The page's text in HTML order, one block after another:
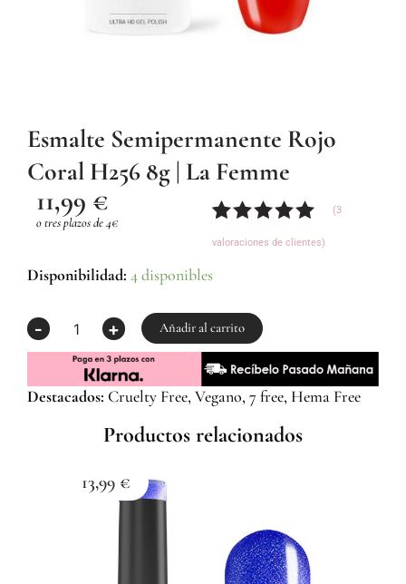
Esmalte Semipermanente Rojo
Coral H256 8g | La Femme
11,99 €
o tres plazos de 4€
Valorado
3
valoraciones
de
clientes
(3
valoraciones de clientes)
Disponibilidad: 4 disponibles
-
Esmalte
Coral
H256
La
+ Añadir al carrito
Destacados: Cruelty Free, Vegano, 7 free, Hema Free
Productos relacionados
13,99 €